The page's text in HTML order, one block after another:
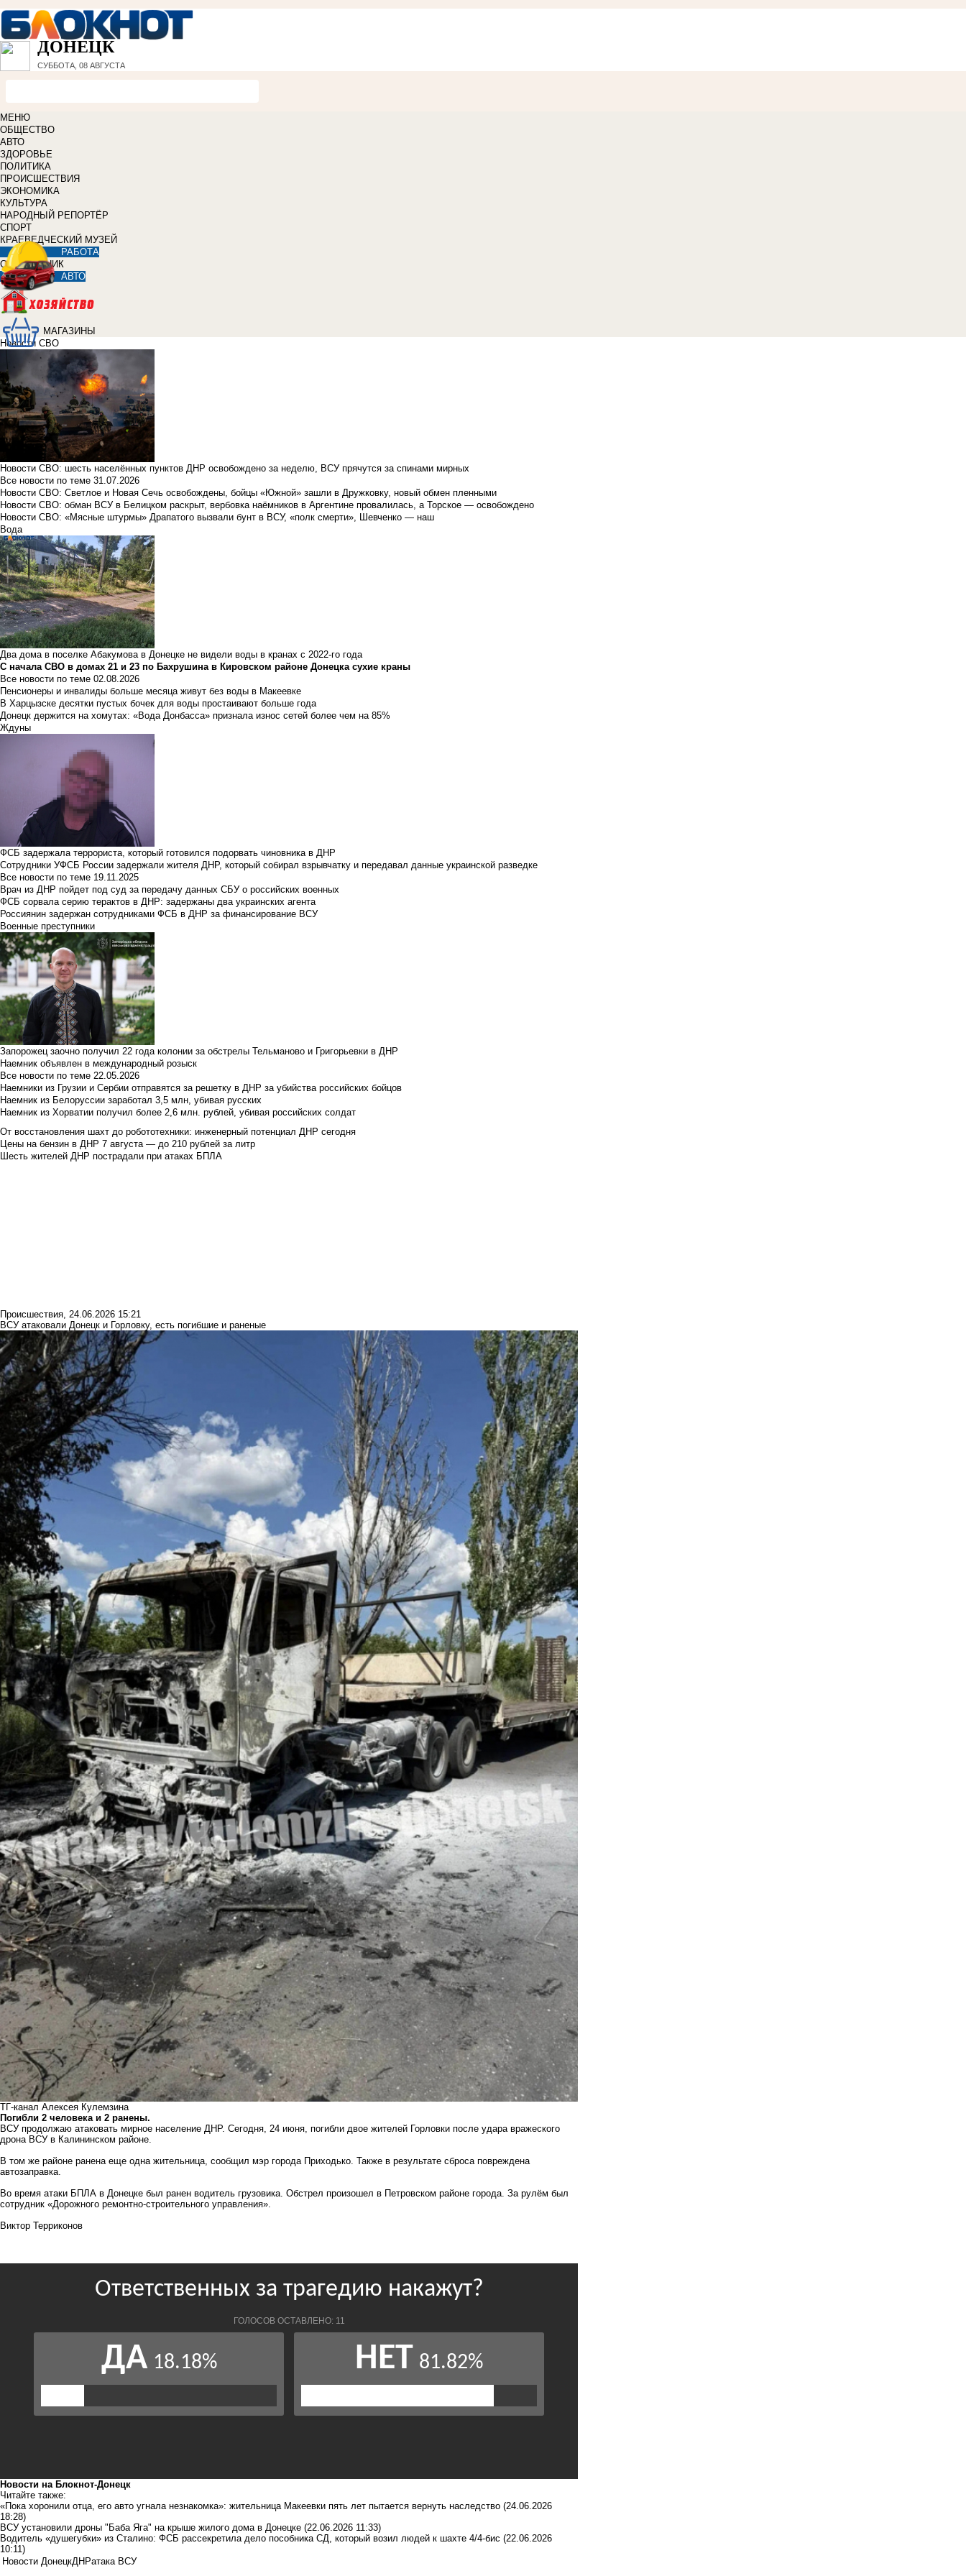
ДОНЕЦК
СУББОТА, 08 АВГУСТА
МЕНЮ
ОБЩЕСТВО
АВТО
ЗДОРОВЬЕ
ПОЛИТИКА
ПРОИСШЕСТВИЯ
ЭКОНОМИКА
КУЛЬТУРА
НАРОДНЫЙ РЕПОРТЁР
СПОРТ
КРАЕВЕДЧЕСКИЙ МУЗЕЙ
РАБОТА
СПРАВОЧНИК
АВТО
МАГАЗИНЫ
Новости СВО
Новости СВО: шесть населённых пунктов ДНР освобождено за неделю, ВСУ прячутся за спинами мирных
Все новости по теме 31.07.2026
Новости СВО: Светлое и Новая Сечь освобождены, бойцы «Южной» зашли в Дружковку, новый обмен пленными
Новости СВО: обман ВСУ в Белицком раскрыт, вербовка наёмников в Аргентине провалилась, а Торское — освобождено
Новости СВО: «Мясные штурмы» Драпатого вызвали бунт в ВСУ, «полк смерти», Шевченко — наш
Вода
Два дома в поселке Абакумова в Донецке не видели воды в кранах с 2022-го года
С начала СВО в домах 21 и 23 по Бахрушина в Кировском районе Донецка сухие краны
Все новости по теме 02.08.2026
Пенсионеры и инвалиды больше месяца живут без воды в Макеевке
В Харцызске десятки пустых бочек для воды простаивают больше года
Донецк держится на хомутах: «Вода Донбасса» признала износ сетей более чем на 85%
Ждуны
ФСБ задержала террориста, который готовился подорвать чиновника в ДНР
Сотрудники УФСБ России задержали жителя ДНР, который собирал взрывчатку и передавал данные украинской разведке
Все новости по теме 19.11.2025
Врач из ДНР пойдет под суд за передачу данных СБУ о российских военных
ФСБ сорвала серию терактов в ДНР: задержаны два украинских агента
Россиянин задержан сотрудниками ФСБ в ДНР за финансирование ВСУ
Военные преступники
Запорожец заочно получил 22 года колонии за обстрелы Тельманово и Григорьевки в ДНР
Наемник объявлен в международный розыск
Все новости по теме 22.05.2026
Наемники из Грузии и Сербии отправятся за решетку в ДНР за убийства российских бойцов
Наемник из Белоруссии заработал 3,5 млн, убивая русских
Наемник из Хорватии получил более 2,6 млн. рублей, убивая российских солдат
От восстановления шахт до робототехники: инженерный потенциал ДНР сегодня
Цены на бензин в ДНР 7 августа — до 210 рублей за литр
Шесть жителей ДНР пострадали при атаках БПЛА
Происшествия 24.06.2026 15:21
ВСУ атаковали Донецк и Горловку, есть погибшие и раненые
ТГ-канал Алексея Кулемзина
Погибли 2 человека и 2 ранены.
ВСУ продолжаю атаковать мирное население ДНР. Сегодня, 24 июня, погибли двое жителей Горловки после удара вражеского
дрона ВСУ в Калининском районе.
В том же районе ранена еще одна жительница, сообщил мэр города Приходько. Также в результате сброса повреждена
автозаправка.
Во время атаки БПЛА в Донецке был ранен водитель грузовика. Обстрел произошел в Петровском районе города. За рулём был
сотрудник «Дорожного ремонтно‑строительного управления».
Виктор Терриконов
Новости на Блoкнoт-Донецк
Читайте также:
«Пока хоронили отца, его авто угнала незнакомка»: жительница Макеевки пять лет пытается вернуть наследство (24.06.2026
18:28)
ВСУ установили дроны "Баба Яга" на крыше жилого дома в Донецке (22.06.2026 11:33)
Водитель «душегубки» из Сталино: ФСБ рассекретила дело пособника СД, который возил людей к шахте 4/4-бис (22.06.2026
10:11)
Новости ДонецкДНРатака ВСУ